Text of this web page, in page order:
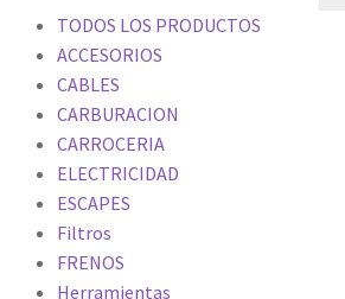
TODOS LOS PRODUCTOS
ACCESORIOS
CABLES
CARBURACION
CARROCERIA
ELECTRICIDAD
ESCAPES
Filtros
FRENOS
Herramientas